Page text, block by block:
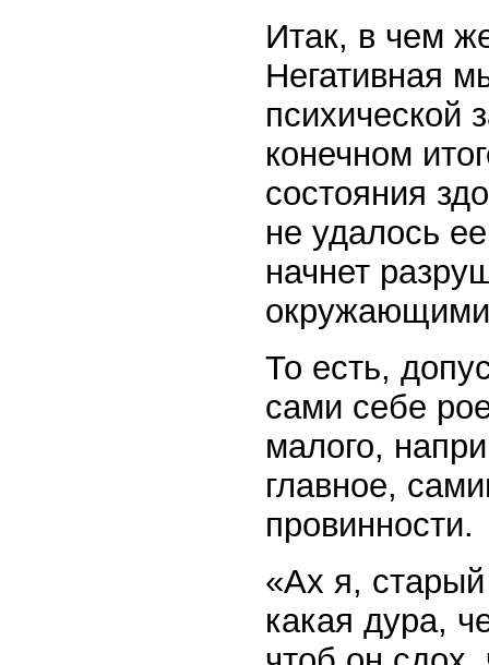
Итак, в чем
Негативная
психической
конечном
состояния
не удалось
начнет
То есть,
сами себе
малого,
главное,
провинности.
«Ах я,
какая дура,